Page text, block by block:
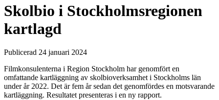
Skolbio i Stockholmsregionen
kartlagd
Publicerad 24 januari 2024
Filmkonsulenterna i Region Stockholm har genomfört en
omfattande kartläggning av skolbioverksamhet i Stockholms län
under år 2022. Det är fem år sedan det genomfördes en motsvarande
kartläggning. Resultatet presenteras i en ny rapport.